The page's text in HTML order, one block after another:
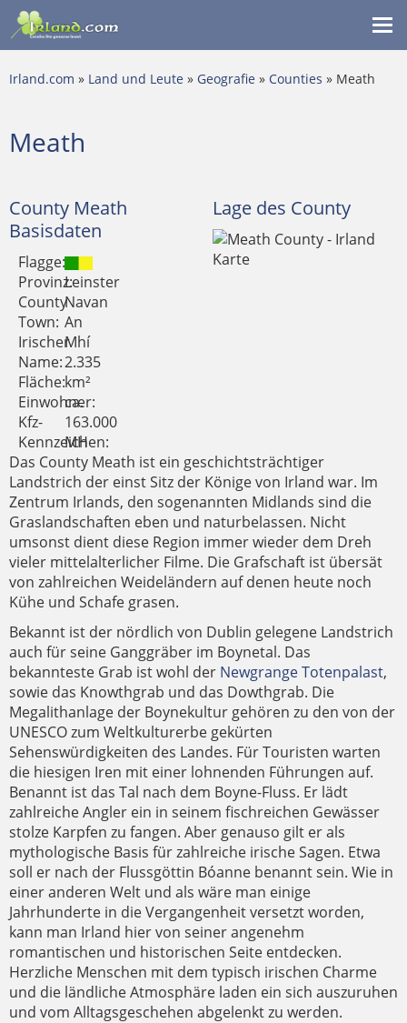
Irland.com » Land und Leute » Geografie » Counties » Meath
Meath
County Meath
Basisdaten
Flagge:
Provinz:
County
Town:
Irischer
Name:
Fläche:
Einwohner:
Kfz-
Kennzeichen:
Leinster
Navan
An
Mhí
2.335
km²
ca.
163.000
MH
Lage des County
Das County Meath ist ein geschichtsträchtiger
Landstrich der einst Sitz der Könige von Irland war. Im
Zentrum Irlands, den sogenannten Midlands sind die
Graslandschaften eben und naturbelassen. Nicht
umsonst dient diese Region immer wieder dem Dreh
vieler mittelalterlicher Filme. Die Grafschaft ist übersät
von zahlreichen Weideländern auf denen heute noch
Kühe und Schafe grasen.
Bekannt ist der nördlich von Dublin gelegene Landstrich
auch für seine Ganggräber im Boynetal. Das
bekannteste Grab ist wohl der Newgrange Totenpalast,
sowie das Knowthgrab und das Dowthgrab. Die
Megalithanlage der Boynekultur gehören zu den von der
UNESCO zum Weltkulturerbe gekürten
Sehenswürdigkeiten des Landes. Für Touristen warten
die hiesigen Iren mit einer lohnenden Führungen auf.
Benannt ist das Tal nach dem Boyne-Fluss. Er lädt
zahlreiche Angler ein in seinem fischreichen Gewässer
stolze Karpfen zu fangen. Aber genauso gilt er als
mythologische Basis für zahlreiche irische Sagen. Etwa
soll er nach der Flussgöttin Bóanne benannt sein. Wie in
einer anderen Welt und als wäre man einige
Jahrhunderte in die Vergangenheit versetzt worden,
kann man Irland hier von seiner angenehm
romantischen und historischen Seite entdecken.
Herzliche Menschen mit dem typisch irischen Charme
und die ländliche Atmosphäre laden ein sich auszuruhen
und vom Alltagsgeschehen abgelenkt zu werden.